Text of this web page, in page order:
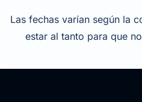
Las fechas varían según la
estar al tanto para que